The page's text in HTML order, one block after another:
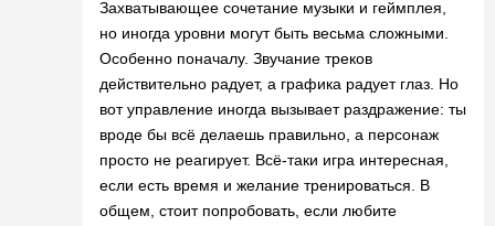
Захватывающее сочетание музыки и геймплея,
но иногда уровни могут быть весьма сложными.
Особенно поначалу. Звучание треков
действительно радует, а графика радует глаз. Но
вот управление иногда вызывает раздражение: ты
вроде бы всё делаешь правильно, а персонаж
просто не реагирует. Всё-таки игра интересная,
если есть время и желание тренироваться. В
общем, стоит попробовать, если любите